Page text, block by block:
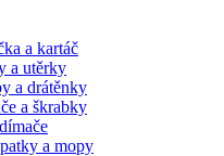
a kartáč
a utěrky
a drátěnky
a škrabky
a mopy